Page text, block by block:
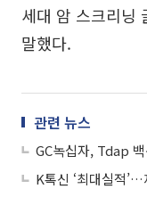
세대 암 스크리닝
말했다.
관련 뉴스
GC녹십자, Tdap